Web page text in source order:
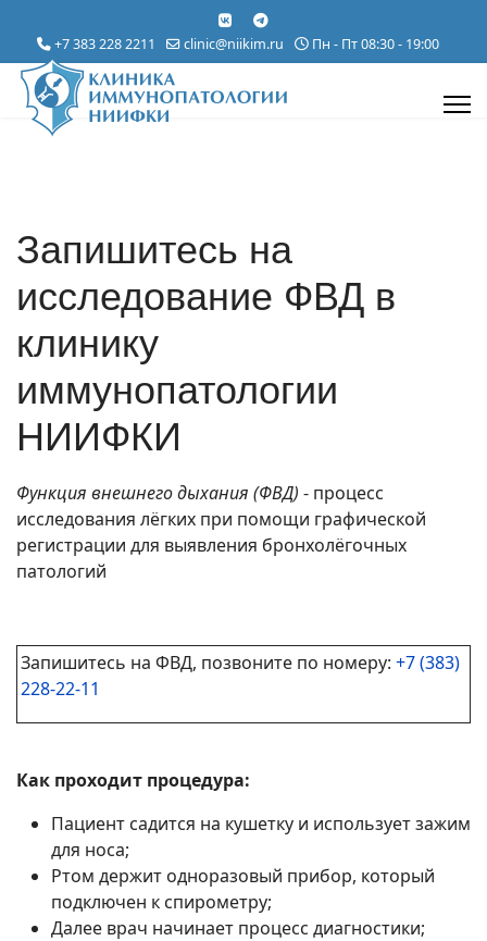
+7 383 228 2211 clinic@niikim.ru Пн - Пт 08:30 - 19:00
Запишитесь на
исследование ФВД в
клинику
иммунопатологии
НИИФКИ
Функция внешнего дыхания (ФВД) - процесс
исследования лёгких при помощи графической
регистрации для выявления бронхолёгочных
патологий
Запишитесь на ФВД, позвоните по номеру: +7 (383)
228-22-11
Как проходит процедура:
Пациент садится на кушетку и использует зажим
для носа;
Ртом держит одноразовый прибор, который
подключен к спирометру;
Далее врач начинает процесс диагностики;